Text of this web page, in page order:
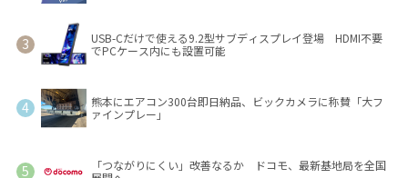
USB-Cだけで使える9.2型サブディスプレイ登場 HDMI不要
でPCケース内にも設置可能
熊本にエアコン300台即日納品、ビックカメラに称賛「大フ
ァインプレー」
「つながりにくい」改善なるか ドコモ、最新基地局を全国